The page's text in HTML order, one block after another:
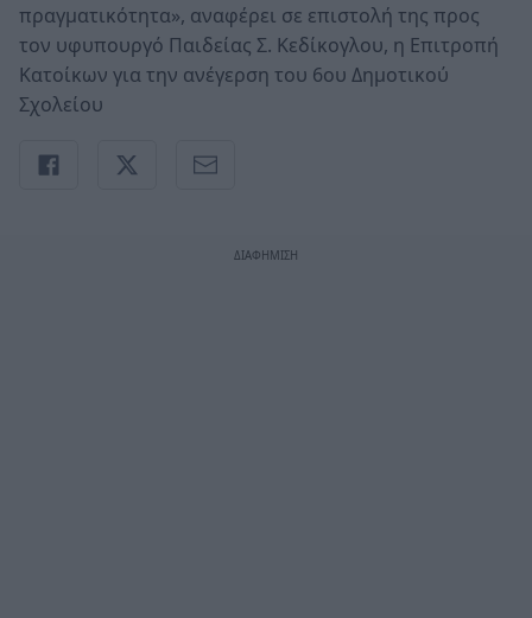
πραγματικότητα», αναφέρει σε επιστολή της προς
τον υφυπουργό Παιδείας Σ. Κεδίκογλου, η Επιτροπή
Κατοίκων για την ανέγερση του 6ου Δημοτικού
Σχολείου